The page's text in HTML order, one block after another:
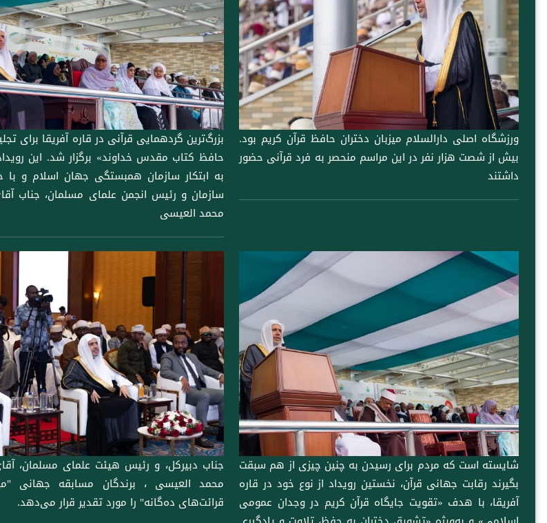
ورزشگاه اصلی دارالسلام میزبان دختران حافظ قرآن کریم بود.
بیش از شصت هزار نفر در این مراسم منحصر به فرد قرآنی حضور
داشتند
بزرگ‌ترین گردهمایی قرآنی در قاره آفریقا برای
حافظ کتاب مقدس خداوند» برگزار شد. این
به ابتکار ⁧سازمان همبستگی جهان اسلام⁩ و با
سازمان و رئیس انجمن علمای مسلمان، جناب
⁧محمد العیسی
شایسته است که مردم برای رسیدن به چنین چیزی از هم سبقت
بگیرند رقابت جهانی قرآن، نخستین رویداد از نوع خود در قاره
آفریقا، با هدف «تقویت جایگاه قرآن کریم در وجدان عمومی
جناب دبیرکل، و رئیس هیئت علمای مسلمان،
محمد العيسى ، برندگان مسابقه جهانی
قرائت‌های ده‌گانه" را مورد تقدیر قرار می‌دهد.